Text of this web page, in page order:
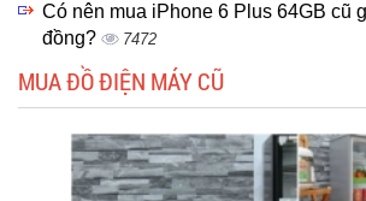
Có nên mua iPhone 6 Plus 64GB cũ
đồng?
7472
MUA ĐỒ ĐIỆN MÁY CŨ